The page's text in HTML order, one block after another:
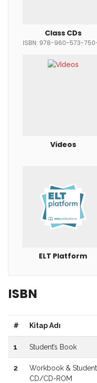
Class CDs
ISBN: 978-960-573-
Videos
ELT Platform
ISBN
# Kitap Adı
1 Student’s Book
2
Workbook &
CD/CD-ROM